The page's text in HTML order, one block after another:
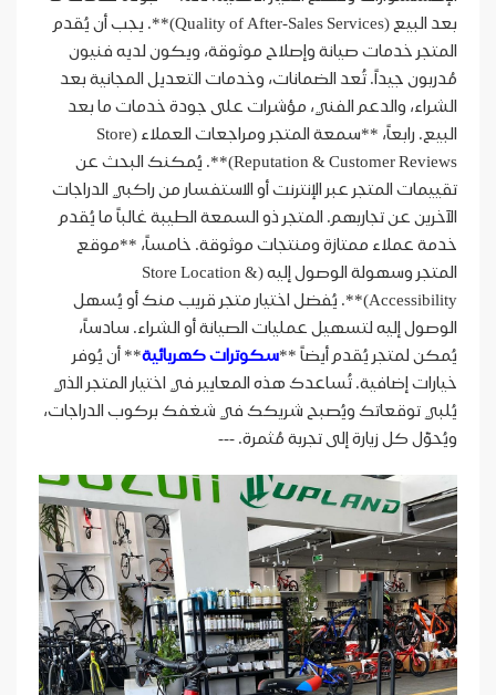
بعد البيع (Quality of After-Sales Services)**. يجب أن يُقدم
المتجر خدمات صيانة وإصلاح موثوقة، ويكون لديه فنيون
مُدربون جيداً. تُعد الضمانات، وخدمات التعديل المجانية بعد
الشراء، والدعم الفني، مؤشرات على جودة خدمات ما بعد
البيع. رابعاً، **سمعة المتجر ومراجعات العملاء (Store
Reputation & Customer Reviews)**. يُمكنك البحث عن
تقييمات المتجر عبر الإنترنت أو الاستفسار من راكبي الدراجات
الآخرين عن تجاربهم. المتجر ذو السمعة الطيبة غالباً ما يُقدم
خدمة عملاء ممتازة ومنتجات موثوقة. خامساً، **موقع
المتجر وسهولة الوصول إليه (Store Location &
Accessibility)**. يُفضل اختيار متجر قريب منك أو يُسهل
الوصول إليه لتسهيل عمليات الصيانة أو الشراء. سادساً،
يُمكن لمتجر يُقدم أيضاً **سكوترات كهربائية** أن يُوفر
خيارات إضافية. تُساعدك هذه المعايير في اختيار المتجر الذي
يُلبي توقعاتك ويُصبح شريكك في شغفك بركوب الدراجات،
ويُحوّل كل زيارة إلى تجربة مُثمرة. ---